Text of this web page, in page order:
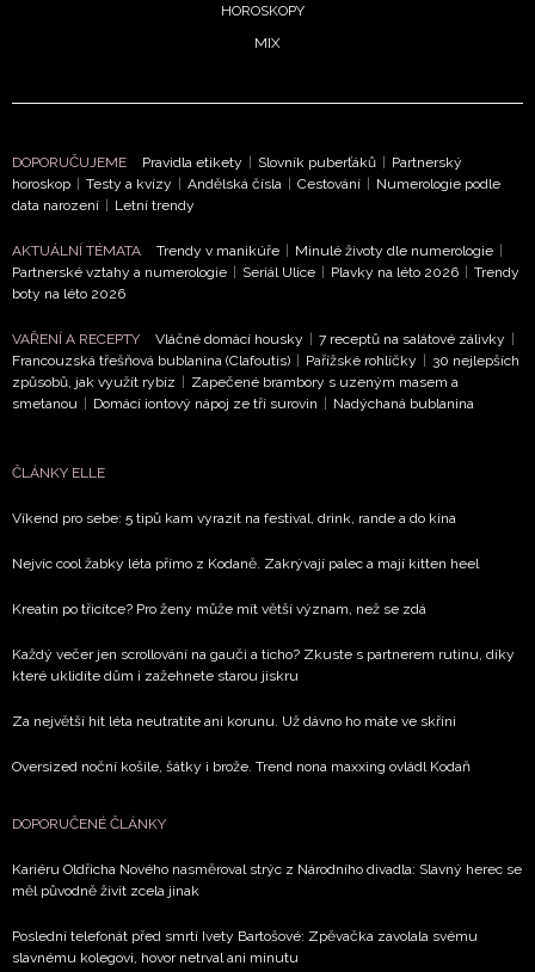
Přihlášením k newsletteru souhlasíte sObchodními
podmínkami společnosti BurdaMedia Extra s.r.o.
ochrany soukromí - BurdaMedia Extra s.r.o. bude s
Vašimi údaji pracovat zejména k organizaci a
Chcete navíc dostávat i další zajímavé a exkluzivní
informace od našich partnerů? Pokud souhlasíte se
zpracováním údajů k tomuto účelu podleZásad ochrany
HOROSKOPY
MIX
DOPORUČUJEME Pravidla etikety Slovník puberťáků
Partnerský
horoskop
Testy a kvízy Andělská čísla Cestování
Numerologie podle
data narození
Letní trendy
AKTUÁLNÍ TÉMATA Trendy v manikúře Minulé životy dle numerologie
Partnerské vztahy a numerologie
Seriál Ulice Plavky na léto 2026
Trendy
boty na léto 2026
VAŘENÍ A RECEPTY Vláčné domácí housky 7 receptů na salátové zálivky
Francouzská třešňová bublanina (Clafoutis)
Pařížské rohlíčky
30 nejlepších
způsobů, jak využít rybíz
Zapečené brambory s uzeným masem a
smetanou
Domácí iontový nápoj ze tří surovin Nadýchaná bublanina
ČLÁNKY ELLE
Víkend pro sebe: 5 tipů kam vyrazit na festival, drink, rande a do kina
Nejvíc cool žabky léta přímo z Kodaně. Zakrývají palec a mají kitten heel
Kreatin po třicítce? Pro ženy může mít větší význam, než se zdá
Každý večer jen scrollování na gauči a ticho? Zkuste s partnerem rutinu, díky
které uklidíte dům i zažehnete starou jiskru
Za největší hit léta neutratíte ani korunu. Už dávno ho máte ve skříni
Oversized noční košile, šátky i brože. Trend nona maxxing ovládl Kodaň
DOPORUČENÉ ČLÁNKY
Kariéru Oldřicha Nového nasměroval strýc z Národního divadla: Slavný herec se
měl původně živit zcela jinak
Poslední telefonát před smrtí Ivety Bartošové: Zpěvačka zavolala svému
slavnému kolegovi, hovor netrval ani minutu